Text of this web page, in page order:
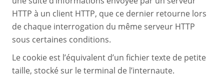
HTTP à un client HTTP, que ce dernier retourne lors
de chaque interrogation du même serveur HTTP
sous certaines conditions.
Le cookie est l’équivalent d’un fichier texte de petite
taille, stocké sur le terminal de l’internaute.